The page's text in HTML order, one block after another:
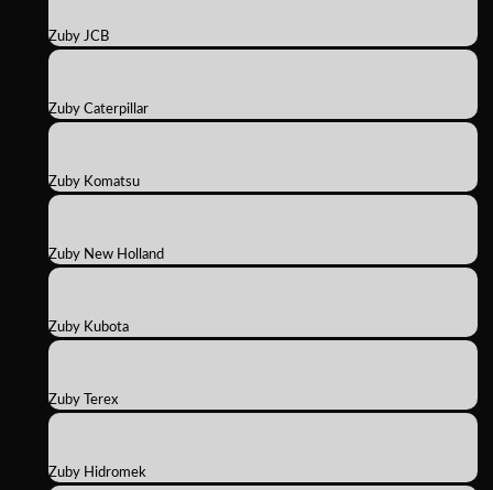
Zuby JCB
Zuby Caterpillar
Zuby Komatsu
Zuby New Holland
Zuby Kubota
Zuby Terex
Zuby Hidromek